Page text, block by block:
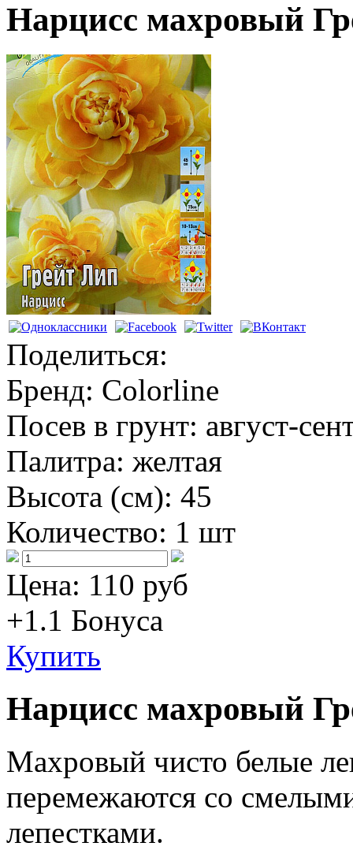
Нарцисс махровый
Нарцыссы
Поделиться:
Бренд: Colorline
Посев в грунт: август-
Палитра: желтая
Высота (см): 45
Количество: 1 шт
Цена: 110 руб
+1.1 Бонуса
Купить
Нарцисс махровый
Махровый чисто белые
перемежаются со
лепестками.